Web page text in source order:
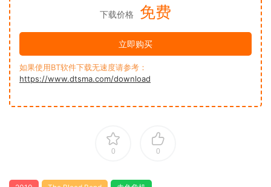
下载价格 免费
立即购买
如果使用BT软件下载无速度请参考：
https://www.dtsma.com/download
0 0